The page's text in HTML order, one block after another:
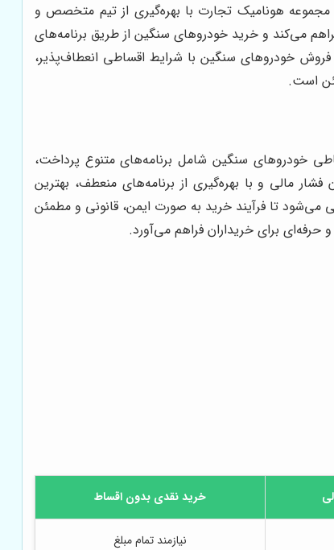
هونامیک تجارت با بهره‌گیری از تیم متخصص و
می‌کند و خرید خودروهای سنگین از طریق برنامه‌های
فروش خودروهای سنگین با شرایط اقساطی انعطاف‌پذیر،
است.
خودروهای سنگین شامل برنامه‌های متنوع پرداخت،
مالی و با بهره‌گیری از برنامه‌های منعطف، بهترین
می‌شود تا فرآیند خرید به صورت ایمن، قانونی و مطمئن
برای خریداران فراهم می‌آورد.
خرید نقدی بدون اقساط
نیازمند تمام مبلغ